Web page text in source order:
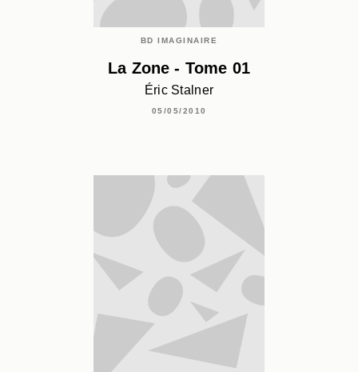
BD IMAGINAIRE
La Zone - Tome 01
Éric Stalner
05/05/2010